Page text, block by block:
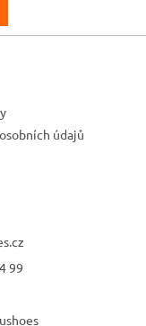
údajů
99